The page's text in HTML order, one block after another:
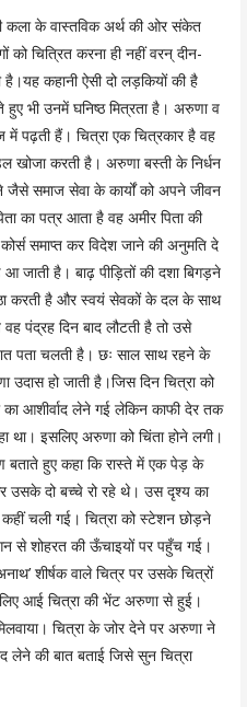
कला के वास्तविक अर्थ की ओर संकेत
को चित्रित करना ही नहीं वरन् दीन-
कहानी ऐसी दो लड़कियों की है
भी उनमें घनिष्ठ मित्रता है। अरुणा व
पढ़ती हैं। चित्रा एक चित्रकार है वह
खोजा करती है। अरुणा बस्ती के निर्धन
जैसे समाज सेवा के कार्यों को अपने जीवन
का पत्र आता है वह अमीर पिता की
समाप्त कर विदेश जाने की अनुमति दे
जाती है। बाढ़ पीड़ितों की दशा बिगड़ने
करती है और स्वयं सेवकों के दल के साथ
पंद्रह दिन बाद लौटती है तो उसे
पता चलती है। छः साल साथ रहने के
हो जाती है।जिस दिन चित्रा को
आशीर्वाद लेने गई लेकिन काफी देर तक
था। इसलिए अरुणा को चिंता होने लगी।
बताते हुए कहा कि रास्ते में एक पेड़ के
उसके दो बच्चे रो रहे थे। उस दृश्य का
चली गई। चित्रा को स्टेशन छोड़ने
से शोहरत की ऊँचाइयों पर पहुँच गई।
शीर्षक वाले चित्र पर उसके चित्रों
आई चित्रा की भेंट अरुणा से हुई।
चित्रा के जोर देने पर अरुणा ने
लेने की बात बताई जिसे सुन चित्रा